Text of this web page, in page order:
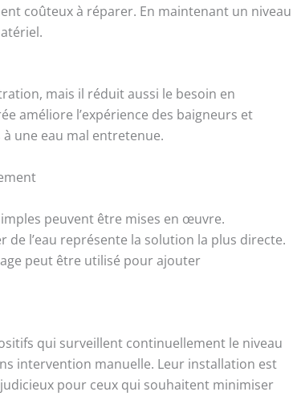
coûteux à réparer. En maintenant un niveau
mais il réduit aussi le besoin en
améliore l’expérience des baigneurs et
une eau mal entretenue.
peuvent être mises en œuvre.
de l’eau représente la solution la plus directe.
peut être utilisé pour ajouter
qui surveillent continuellement le niveau
intervention manuelle. Leur installation est
pour ceux qui souhaitent minimiser